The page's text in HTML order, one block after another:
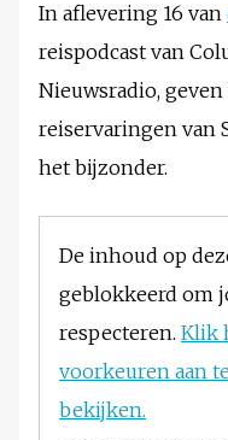
In aflevering 16 van
reispodcast van
Nieuwsradio,
reiservaringen van
het bijzonder.
De inhoud op
geblokkeerd om
respecteren. Klik
voorkeuren aan
bekijken.